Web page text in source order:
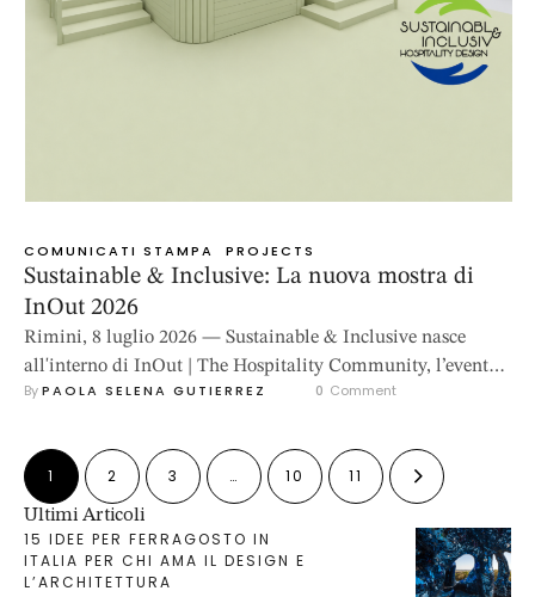
COMUNICATI STAMPA PROJECTS
Sustainable & Inclusive: La nuova mostra di
InOut 2026
Rimini, 8 luglio 2026 — Sustainable & Inclusive nasce
all'interno di InOut | The Hospitality Community, l’evento
leader in Italia per l’industria dell’ospitalità, come un
il futuro dell'ospitalità: la costruzione di esperienze di
benessere accessibili, sostenibili e inclusive. La mostra
interpreta, infatti, la crescente attenzione …
By PAOLA SELENA GUTIERREZ 0 Comment
1 2 3 … 10 11
Ultimi Articoli
15 IDEE PER FERRAGOSTO IN
ITALIA PER CHI AMA IL DESIGN E
L’ARCHITETTURA